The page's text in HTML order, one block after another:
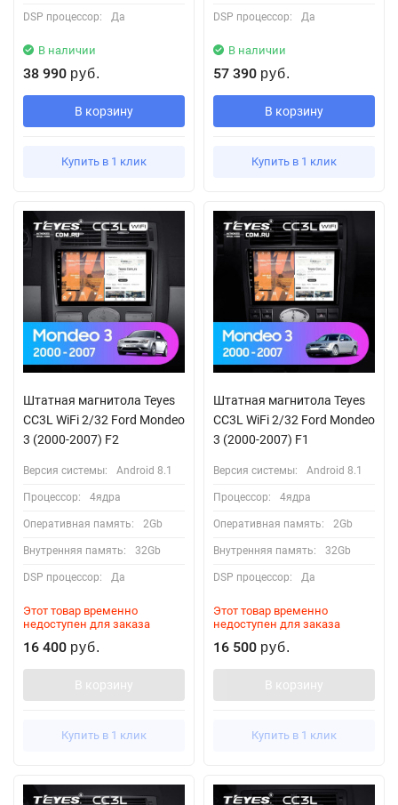
DSP процессор: Да
В наличии
38 990 руб.
В корзину
Купить в 1 клик
DSP процессор: Да
В наличии
57 390 руб.
В корзину
Купить в 1 клик
Штатная магнитола Teyes
CC3L WiFi 2/32 Ford Mondeo
3 (2000-2007) F2
Версия системы: Android 8.1
Процессор: 4ядра
Оперативная память: 2Gb
Внутренняя память: 32Gb
DSP процессор: Да
Этот товар временно
недоступен для заказа
16 400 руб.
В корзину
Купить в 1 клик
Штатная магнитола Teyes
CC3L WiFi 2/32 Ford Mondeo
3 (2000-2007) F1
Версия системы: Android 8.1
Процессор: 4ядра
Оперативная память: 2Gb
Внутренняя память: 32Gb
DSP процессор: Да
Этот товар временно
недоступен для заказа
16 500 руб.
В корзину
Купить в 1 клик